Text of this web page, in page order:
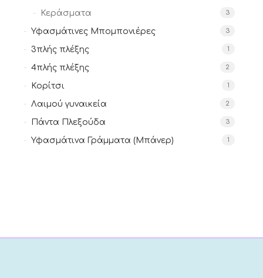
Κεράσματα 3
Υφασμάτινες Μπομπονιέρες 3
3πλής πλέξης 1
4πλής πλέξης 2
Κορίτσι 1
Λαιμού γυναικεία 2
Πάντα Πλεξούδα 3
Υφασμάτινα Γράμματα (Μπάνερ) 1